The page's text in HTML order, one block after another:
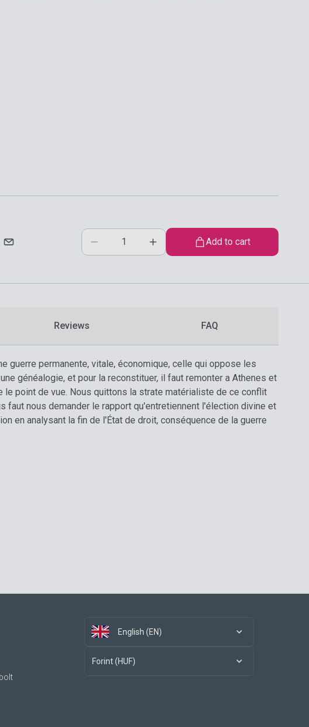
Add to cart
Reviews FAQ
guerre permanente, vitale, économique, celle qui oppose les
généalogie, et pour la reconstituer, il faut remonter a Athenes et
le point de vue. Nous quittons la strate matérialiste de ce conflit
faut nous demander le rapport qu'entretiennent l'élection divine et
en analysant la fin de l'État de droit, conséquence de la guerre
English (EN)
Forint (HUF)